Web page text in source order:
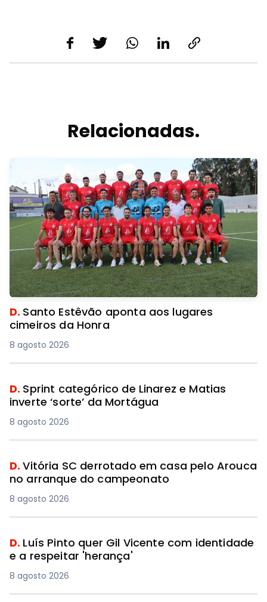
Relacionadas.
D. Santo Estêvão aponta aos lugares
cimeiros da Honra
8 agosto 2026
D. Sprint categórico de Linarez e Matias
inverte ‘sorte’ da Mortágua
8 agosto 2026
D.Vitória SC derrotado em casa pelo Arouca
no arranque do campeonato
8 agosto 2026
D. Luís Pinto quer Gil Vicente com identidade
e a respeitar 'herança'
8 agosto 2026